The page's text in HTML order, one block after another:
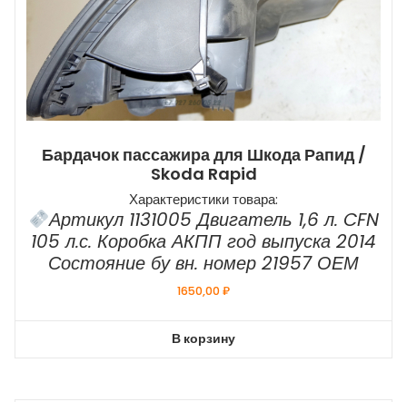
Бардачок пассажира для Шкода Рапид /
Skoda Rapid
Характеристики товара:
Артикул 1131005 Двигатель 1,6 л. CFN
105 л.с. Коробка АКПП год выпуска 2014
Состояние бу вн. номер 21957 ОЕМ
1650,00₽
В корзину